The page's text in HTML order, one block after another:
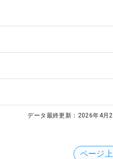
データ最終更新： 2026年4月
ページ